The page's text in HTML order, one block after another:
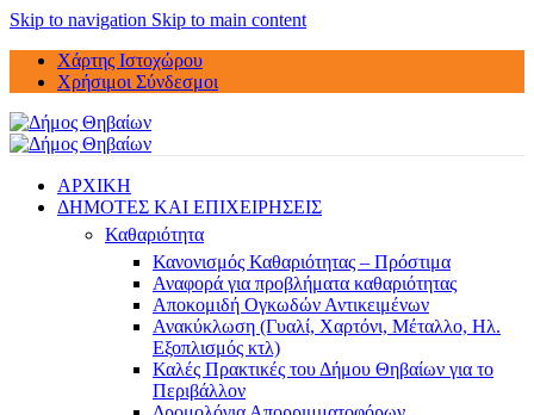
Skip to navigation Skip to main content
Χάρτης Ιστοχώρου
Χρήσιμοι Σύνδεσμοι
ΑΡΧΙΚΗ
ΔΗΜΟΤΕΣ ΚΑΙ ΕΠΙΧΕΙΡΗΣΕΙΣ
Καθαριότητα
Κανονισμός Καθαριότητας – Πρόστιμα
Αναφορά για προβλήματα καθαριότητας
Αποκομιδή Ογκωδών Αντικειμένων
Ανακύκλωση (Γυαλί, Χαρτόνι, Μέταλλο, Ηλ.
Εξοπλισμός κτλ)
Καλές Πρακτικές του Δήμου Θηβαίων για το
Περιβάλλον